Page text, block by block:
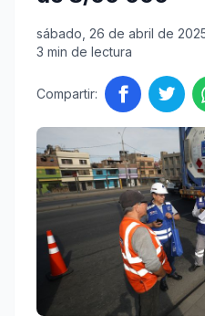
sábado, 26 de abril de
3 min de lectura
Compartir: